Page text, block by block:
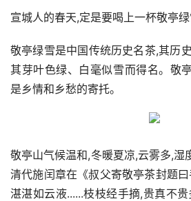
宣城人的春天,定是要喝上一杯敬亭绿
敬亭绿雪是中国传统历史名茶,其历
其芽叶色绿、白毫似雪而得名。敬
是乡情和乡愁的寄托。
敬亭山气候温和,冬暖夏凉,云雾多,湿
清代施闰章在《叔父寄敬亭茶封题
湛湛如云液......枝枝经手摘,贵真不